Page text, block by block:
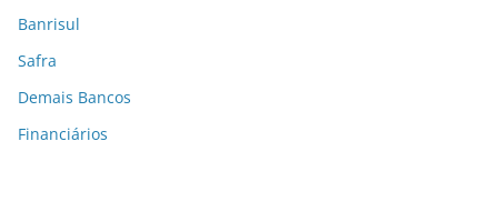
Banrisul
Safra
Demais Bancos
Financiários